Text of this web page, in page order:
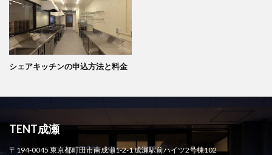
シェアキッチンの申込方法と料金
TENT成瀬
〒194-0045 東京都町田市南成瀬1-2-1 成瀬駅前ハイツ2号棟102